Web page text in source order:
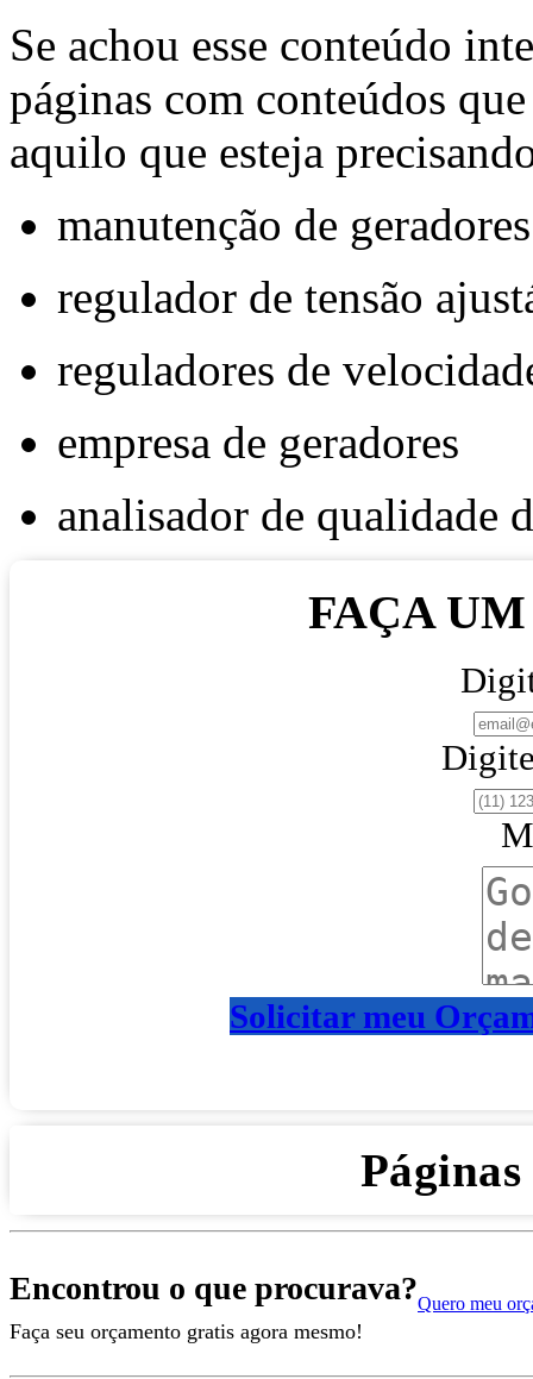
Se achou esse conteúdo
páginas com conteúdos
aquilo que esteja
manutenção de geradores
regulador de tensão
reguladores de
empresa de geradores
analisador de qualidade
FAÇA
Solicitar meu
Encontrou o que procurava?
Faça seu orçamento gratis agora mesmo!
Quero meu